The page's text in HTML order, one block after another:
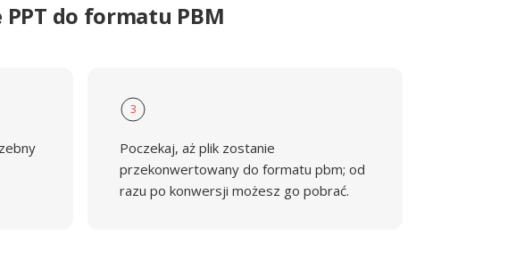
do formatu PBM
3
Poczekaj, aż plik zostanie
przekonwertowany do formatu pbm; od
razu po konwersji możesz go pobrać.